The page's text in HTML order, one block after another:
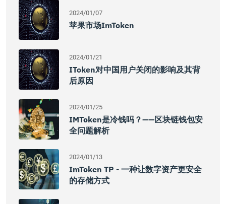
2024/01/07
苹果市场imToken
2024/01/21
IToken对中国用户关闭的影响及其背
后原因
2024/01/25
IMToken是冷钱吗？——区块链钱包安
全问题解析
2024/01/13
ImToken TP - 一种让数字资产更安全
的存储方式